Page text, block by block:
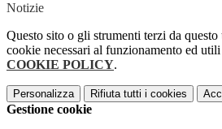
Notizie
Questo sito o gli strumenti terzi da
cookie necessari al funzionamento ed
COOKIE POLICY.
Personalizza Rifiuta tutti i cookies
Gestione cookie